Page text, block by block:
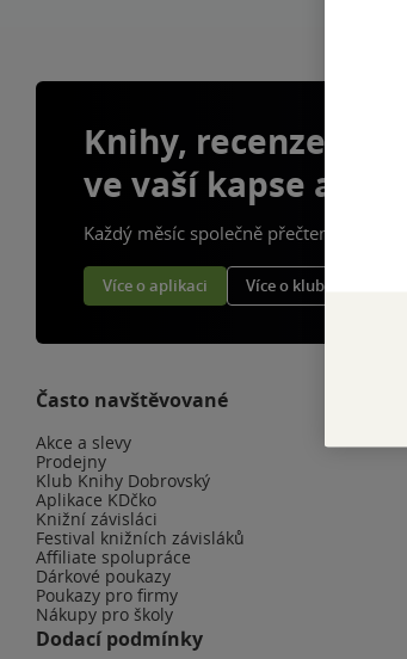
Knihy, recenze a
ve vaší kapse a
Každý měsíc společně přečteme tisíce
Více o aplikaci Více o klubu
Často navštěvované
Akce a slevy
Prodejny
Klub Knihy Dobrovský
Aplikace KDčko
Knižní závisláci
Festival knižních závisláků
Affiliate spolupráce
Dárkové poukazy
Poukazy pro firmy
Nákupy pro školy
Dodací podmínky